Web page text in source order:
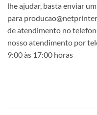
lhe ajudar, basta enviar
para
de atendimento no
nosso atendimento por
9:00 às 17:00 horas